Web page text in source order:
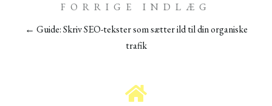
FORRIGE INDLÆG
← Guide: Skriv SEO-tekster som sætter ild til din organiske
trafik